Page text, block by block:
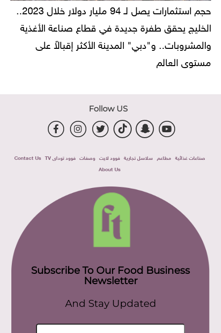
حجم استثمارات يصل لـ 94 مليار دولار خلال 2023..
الخليج يحقق طفرة جديدة في قطاع صناعة الأغذية
والمشروبات.. و"دبي" المدينة الأكثر إقبالاً على
مستوى العالم
Follow US
صناعات غذائية مطاعم سلاسل تجارية فوود لايت وصفات فوود توداى TV
Contact Us
About Us
Subscribe To Our Food Business
Newsletter
And Stay Updated